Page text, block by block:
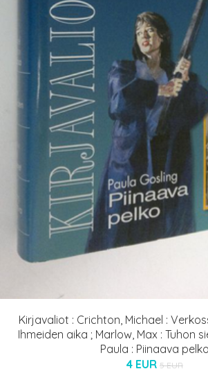
Kirjavaliot : Crichton, Michael :
Ihmeiden aika ; Marlow, Max : Tuhon
Paula : Piinaava pelko
4 EUR 5 EUR